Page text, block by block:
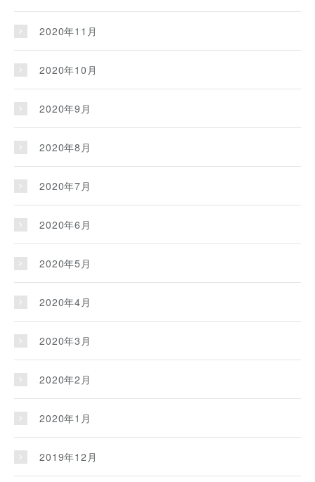
2020年11月
2020年10月
2020年9月
2020年8月
2020年7月
2020年6月
2020年5月
2020年4月
2020年3月
2020年2月
2020年1月
2019年12月